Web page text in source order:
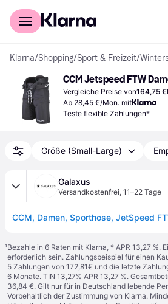
Für Shopper
Klarna/Shopping/Sport & Freizeit/
CCM Jetspeed FTW
Vergleiche Preise von164,75 €
Ab 28,45 €/Mon. mit
Teste flexible Zahlungen*
Größe (Small-Large)
Galaxus
Versandkostenfrei, 11–22 Tage
¹Bezahle in 6 Raten mit Klarna, * APR 13,27 %.
erforderlich sein. Zahlungsbeispiel für einen
5 Zahlungen von 172,81€ und die letzte
6 Monate. TIN 13,27% APR 13,27 %.
36,84 €. Gilt nur für in Deutschland lebende
Vorbehaltlich der Zustimmung von Klarna.